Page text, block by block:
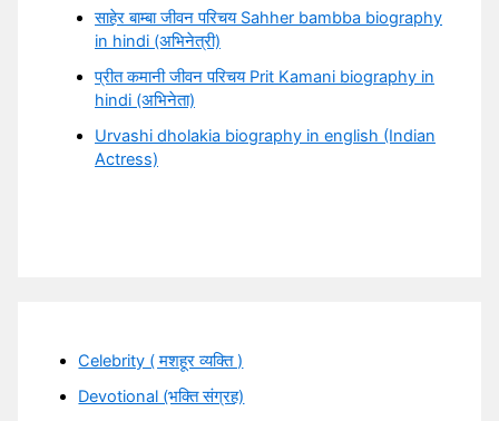
साहेर बाम्बा जीवन परिचय Sahher bambba biography
in hindi (अभिनेत्री)
प्रीत कमानी जीवन परिचय Prit Kamani biography in
hindi (अभिनेता)
Urvashi dholakia biography in english (Indian
Actress)
Celebrity ( मशहूर व्यक्ति )
Devotional (भक्ति संग्रह)